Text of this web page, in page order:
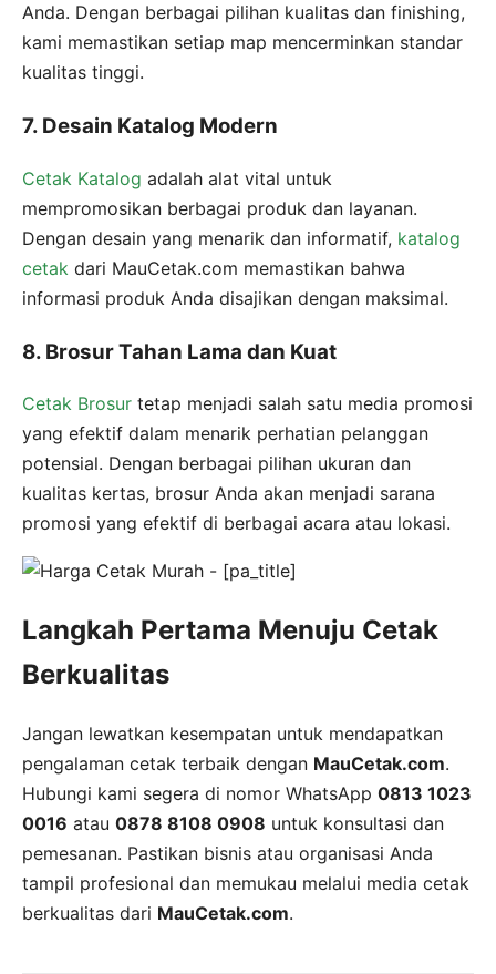
Anda. Dengan berbagai pilihan kualitas dan finishing,
kami memastikan setiap map mencerminkan standar
kualitas tinggi.
7. Desain Katalog Modern
Cetak Katalog adalah alat vital untuk
mempromosikan berbagai produk dan layanan.
Dengan desain yang menarik dan informatif, katalog
cetak dari MauCetak.com memastikan bahwa
informasi produk Anda disajikan dengan maksimal.
8. Brosur Tahan Lama dan Kuat
Cetak Brosur tetap menjadi salah satu media promosi
yang efektif dalam menarik perhatian pelanggan
potensial. Dengan berbagai pilihan ukuran dan
kualitas kertas, brosur Anda akan menjadi sarana
promosi yang efektif di berbagai acara atau lokasi.
Langkah Pertama Menuju Cetak
Berkualitas
Jangan lewatkan kesempatan untuk mendapatkan
pengalaman cetak terbaik dengan MauCetak.com.
Hubungi kami segera di nomor WhatsApp 0813 1023
0016 atau 0878 8108 0908 untuk konsultasi dan
pemesanan. Pastikan bisnis atau organisasi Anda
tampil profesional dan memukau melalui media cetak
berkualitas dari MauCetak.com.